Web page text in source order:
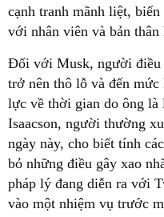
cạnh tranh mãnh liệt,
với nhân viên và bản thân
Đối với Musk, người điều
trở nên thô lỗ và đến
lực về thời gian do ông là
Isaacson, người thường
ngày này, cho biết tính
bỏ những điều gây xao
pháp lý đang diễn ra với
vào một nhiệm vụ trước